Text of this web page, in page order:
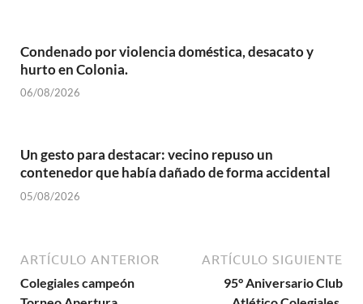
Condenado por violencia doméstica, desacato y
hurto en Colonia.
06/08/2026
Un gesto para destacar: vecino repuso un
contenedor que había dañado de forma accidental
05/08/2026
ARTÍCULO ANTERIOR
Colegiales campeón
ARTÍCULO SIGUIENTE
95° Aniversario Club